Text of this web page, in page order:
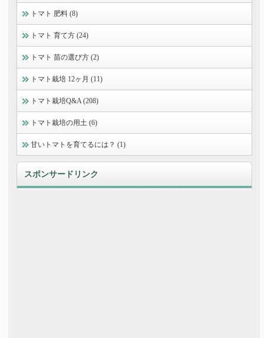
トマト 肥料 (8)
トマト 育て方 (24)
トマト 苗の選び方 (2)
トマト栽培 12ヶ月 (11)
トマト栽培Q&A (208)
トマト栽培の用土 (6)
甘いトマトを育てるには？ (1)
スポンサードリンク